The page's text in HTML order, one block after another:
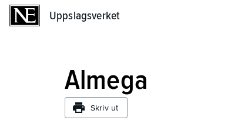
Uppslagsverket
Almega
Skriv ut